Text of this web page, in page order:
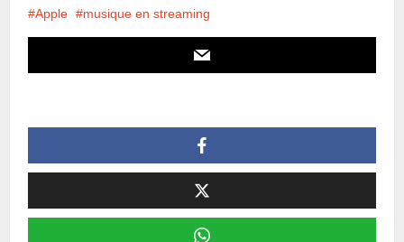
Apple musique en streaming